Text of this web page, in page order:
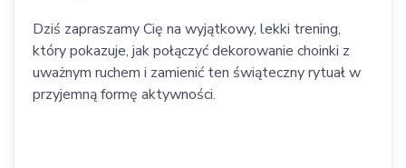
Dziś zapraszamy Cię na wyjątkowy, lekki trening,
który pokazuje, jak połączyć dekorowanie choinki z
uważnym ruchem i zamienić ten świąteczny rytuał w
przyjemną formę aktywności.